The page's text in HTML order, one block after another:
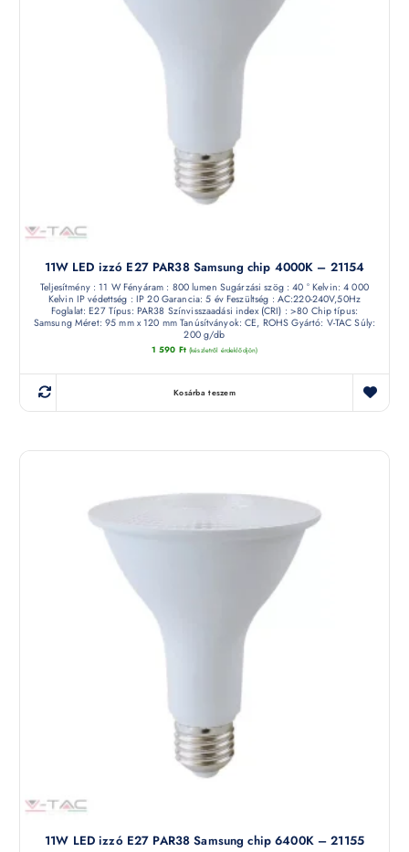
11W LED izzó E27 PAR38 Samsung chip 4000K – 21154
Teljesítmény : 11 W Fényáram : 800 lumen Sugárzási szög : 40 ° Kelvin: 4 000
Kelvin IP védettség : IP 20 Garancia: 5 év Feszültség : AC:220-240V,50Hz
Foglalat: E27 Típus: PAR38 Színvisszaadási index (CRI) : >80 Chip típus:
Samsung Méret: 95 mm x 120 mm Tanúsítványok: CE, ROHS Gyártó: V-TAC Súly:
200 g/db
1 590 Ft (készletről érdeklődjön)
Kosárba teszem
11W LED izzó E27 PAR38 Samsung chip 6400K – 21155